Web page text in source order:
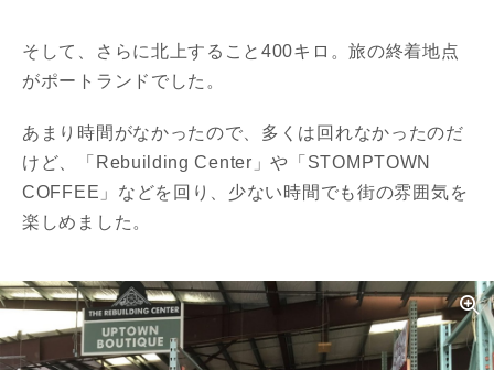
そして、さらに北上すること400キロ。旅の終着地点
がポートランドでした。
あまり時間がなかったので、多くは回れなかったのだ
けど、「Rebuilding Center」や「STOMPTOWN
COFFEE」などを回り、少ない時間でも街の雰囲気を
楽しめました。